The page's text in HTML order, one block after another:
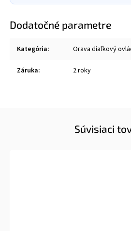
Dodatočné parametre
Kategória: Orava diaľkový
Záruka: 2 roky
Súvisiaci